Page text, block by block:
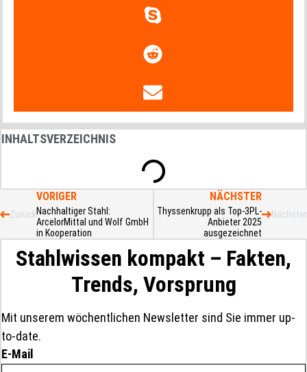
INHALTSVERZEICHNIS
Zurück
VORIGER
Nachhaltiger Stahl:
ArcelorMittal und Wolf GmbH
in Kooperation
NÄCHSTER
Thyssenkrupp als Top-3PL-
Anbieter 2025
ausgezeichnet
Nächster
Stahlwissen kompakt – Fakten,
Trends, Vorsprung
Mit unserem wöchentlichen Newsletter sind Sie immer up-
to-date.
E-Mail